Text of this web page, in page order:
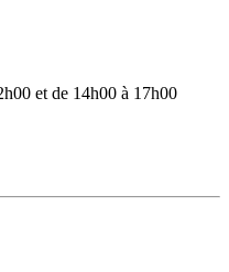
et de 14h00 à 17h00